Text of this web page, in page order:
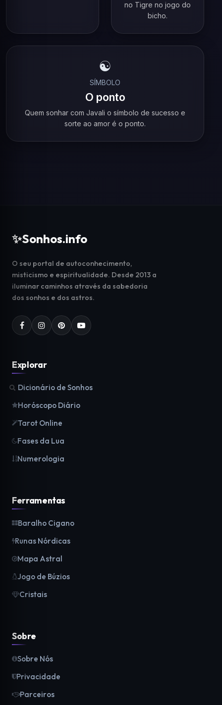
no Tigre no jogo do
bicho.
☯️
SÍMBOLO
O ponto
Quem sonhar com Javali o símbolo de sucesso e
sorte ao amor é o ponto.
✨Sonhos.info
O seu portal de autoconhecimento,
misticismo e espiritualidade. Desde 2013 a
iluminar caminhos através da sabedoria
dos sonhos e dos astros.
Explorar
Dicionário de Sonhos
Horóscopo Diário
Tarot Online
Fases da Lua
Numerologia
Ferramentas
Baralho Cigano
Runas Nórdicas
Mapa Astral
Jogo de Búzios
Cristais
Sobre
Sobre Nós
Privacidade
Parceiros